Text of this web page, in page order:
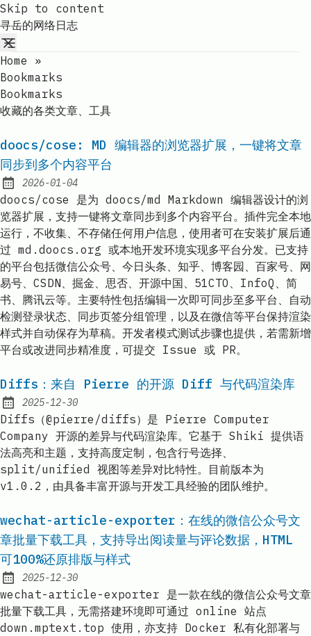
Skip to content
寻岳的网络日志
Home
»
Bookmarks
Bookmarks
收藏的各类文章、工具
doocs/cose: MD 编辑器的浏览器扩展，一键将文章
同步到多个内容平台
Published:
2026-01-04
doocs/cose 是为 doocs/md Markdown 编辑器设计的浏
览器扩展，支持一键将文章同步到多个内容平台。插件完全本地
运行，不收集、不存储任何用户信息，使用者可在安装扩展后通
过 md.doocs.org 或本地开发环境实现多平台分发。已支持
的平台包括微信公众号、今日头条、知乎、博客园、百家号、网
易号、CSDN、掘金、思否、开源中国、51CTO、InfoQ、简
书、腾讯云等。主要特性包括编辑一次即可同步至多平台、自动
检测登录状态、同步页签分组管理，以及在微信等平台保持渲染
样式并自动保存为草稿。开发者模式测试步骤也提供，若需新增
平台或改进同步精准度，可提交 Issue 或 PR。
Diffs：来自 Pierre 的开源 Diff 与代码渲染库
Published:
2025-12-30
Diffs（@pierre/diffs）是 Pierre Computer
Company 开源的差异与代码渲染库。它基于 Shiki 提供语
法高亮和主题，支持高度定制，包含行号选择、
split/unified 视图等差异对比特性。目前版本为
v1.0.2，由具备丰富开源与开发工具经验的团队维护。
wechat-article-exporter：在线的微信公众号文
章批量下载工具，支持导出阅读量与评论数据，HTML
可100%还原排版与样式
Published:
2025-12-30
wechat-article-exporter 是一款在线的微信公众号文章
批量下载工具，无需搭建环境即可通过 online 站点
down.mptext.top 使用，亦支持 Docker 私有化部署与